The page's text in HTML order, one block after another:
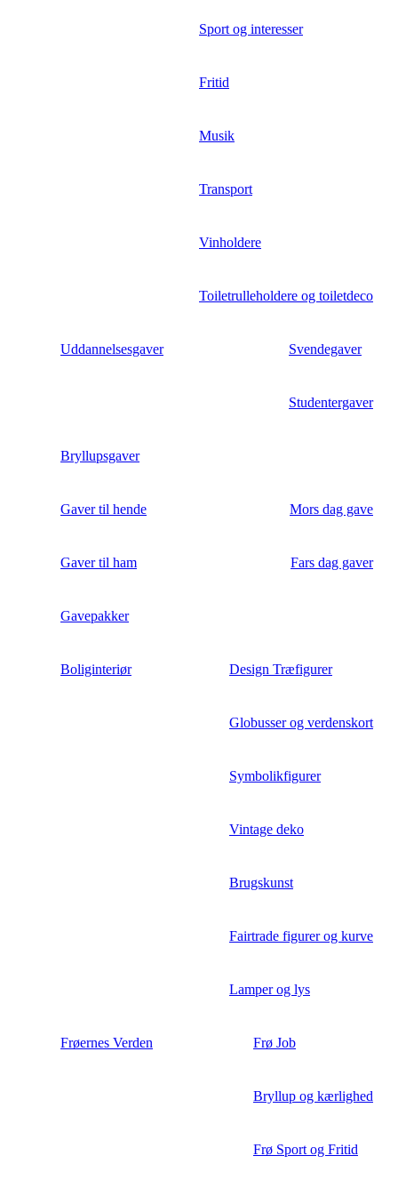
Sport og interesser
Fritid
Musik
Transport
Vinholdere
Toiletrulleholdere og toiletdeco
Uddannelsesgaver Svendegaver
Studentergaver
Bryllupsgaver
Gaver til hende Mors dag gave
Gaver til ham Fars dag gaver
Gavepakker
Boliginteriør Design Træfigurer
Globusser og verdenskort
Symbolikfigurer
Vintage deko
Brugskunst
Fairtrade figurer og kurve
Lamper og lys
Frøernes Verden Frø Job
Bryllup og kærlighed
Frø Sport og Fritid